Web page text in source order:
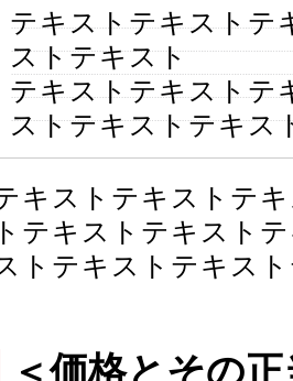
テキストテキストテ
ストテキスト
テキストテキストテ
ストテキストテキス
キストテキストテ
トテキストテキスト
トテキストテキス
＜価格とその